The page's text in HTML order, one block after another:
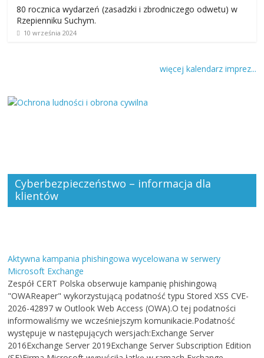
80 rocznica wydarzeń (zasadzki i zbrodniczego odwetu) w
Rzepienniku Suchym.
10 września 2024
więcej kalendarz imprez...
Cyberbezpieczeństwo – informacja dla
klientów
Aktywna kampania phishingowa wycelowana w serwery
Microsoft Exchange
Zespół CERT Polska obserwuje kampanię phishingową
"OWAReaper" wykorzystującą podatność typu Stored XSS CVE-
2026-42897 w Outlook Web Access (OWA).O tej podatności
informowaliśmy we wcześniejszym komunikacie.Podatność
występuje w następujących wersjach:Exchange Server
2016Exchange Server 2019Exchange Server Subscription Edition